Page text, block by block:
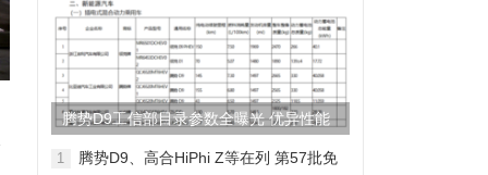
腾势D9工信部目录参数全曝光 优异性能
得以印证
1
腾势D9、高合HiPhi Z等在列 第57批免